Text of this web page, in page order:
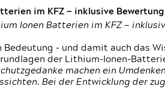
im KFZ — inklusive
Ionen Batterien im KFZ —
– und damit auch das
der Lithium-Ionen-
machen ein
Bei der Entwicklung der